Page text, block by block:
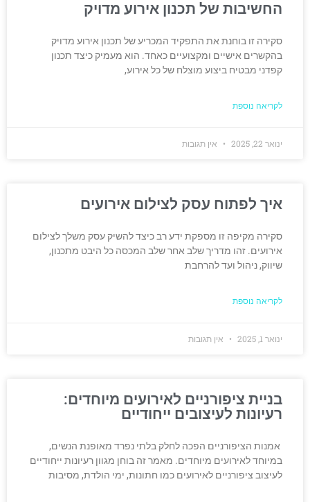
החשיבות של תכנון אירוע מדויק
סקירה זו בוחנת את התפקיד המכריע של תכנון אירוע מדויק
בהקשרים אישיים ומקצועיים כאחד. הוא מעמיק כיצד תכנון
קפדני מבטיח ביצוע מוצלח של כל אירוע,
לקריאה נוספת
ינואר 22, 2025 אין תגובות
איך לפתוח עסק לצילום אירועים
סקירה מקיפה זו מספקת ידע רב כיצד להשיק עסק משלך לצילום
אירועים. זהו מדריך שלב אחר שלב המכסה כל היבט מתכנון,
שיווק, ניהול ועד להרחבת
לקריאה נוספת
ינואר 1, 2025 אין תגובות
בניית ציפורניים לאירועים מיוחדים:
רעיונות לעיצובים ייחודיים
אמנות הציפורניים הפכה לחלק בלתי נפרד מאופנת הנשים,
במיוחד לאירועים מיוחדים. מאמר זה בוחן מגוון רעיונות ייחודיים
לעיצוב ציפורניים לאירועים כמו חתונות, ימי הולדת, מסיבות